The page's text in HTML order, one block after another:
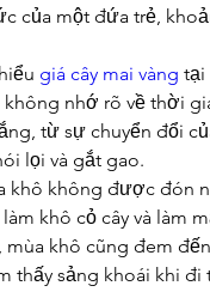
của một đứa trẻ,
giá cây mai vàng tại
không nhớ rõ về thời
từ sự chuyển đổi
lọi và gắt gao.
khô không được đón
khô cỏ cây và làm
mùa khô cũng đem
thấy sảng khoái khi đi